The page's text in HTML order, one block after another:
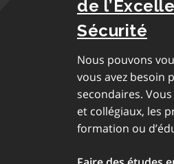
de
Sécurité
Nous pouvons
vous avez besoin
secondaires.
et collégiaux, les
formation ou